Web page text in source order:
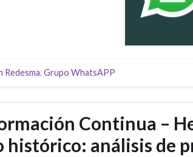
Redesma, Grupo WhatsAPP
Continua –
histórico: análisis de